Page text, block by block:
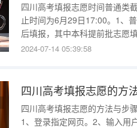
四川高考填报志愿时间普通类
止时间为6月29日17:00。1、
后填报，其中本科提前批志愿
志愿填报截止时间为6月29日
2024-07-14 05:39:58
四川高考填报志愿的方
四川高考填报志愿的方法与步
1、登录指定网页。2、输入用